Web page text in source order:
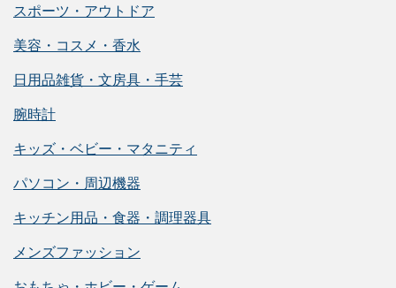
スポーツ・アウトドア
美容・コスメ・香水
日用品雑貨・文房具・手芸
腕時計
キッズ・ベビー・マタニティ
パソコン・周辺機器
キッチン用品・食器・調理器具
メンズファッション